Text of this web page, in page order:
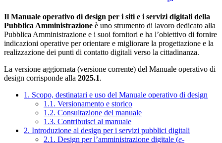
Il Manuale operativo di design per i siti e i servizi digitali della
Pubblica Amministrazione è uno strumento di lavoro dedicato alla
Pubblica Amministrazione e i suoi fornitori e ha l’obiettivo di fornire
indicazioni operative per orientare e migliorare la progettazione e la
realizzazione dei punti di contatto digitali verso la cittadinanza.
La versione aggiornata (versione corrente) del Manuale operativo di
design corrisponde alla 2025.1.
1. Scopo, destinatari e uso del Manuale operativo di design
1.1. Versionamento e storico
1.2. Consultazione del manuale
1.3. Contribuisci al manuale
2. Introduzione al design per i servizi pubblici digitali
2.1. Design per l’amministrazione digitale (e-